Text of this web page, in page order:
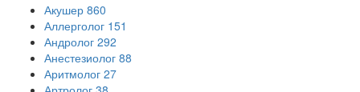
Акушер 860
Аллерголог 151
Андролог 292
Анестезиолог 88
Аритмолог 27